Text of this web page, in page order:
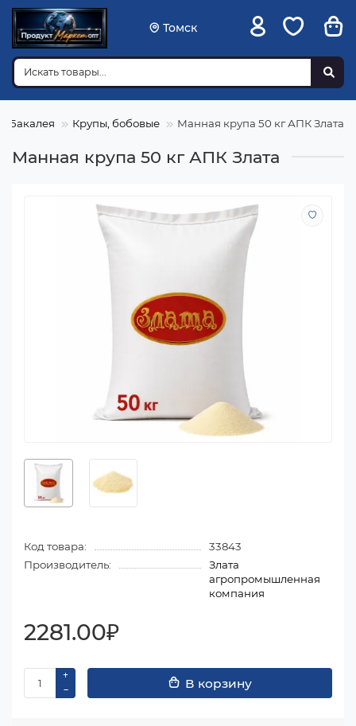
Томск
Бакалея Крупы, бобовые Манная крупа 50 кг АПК Злата
Манная крупа 50 кг АПК Злата
Код товара:
33843
Производитель:
Злата
агропромышленная
компания
2281.00₽
В корзину